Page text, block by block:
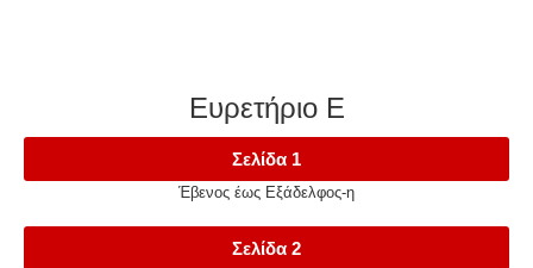
Ευρετήριο Ε
Σελίδα 1
Έβενος έως Εξάδελφος-η
Σελίδα 2